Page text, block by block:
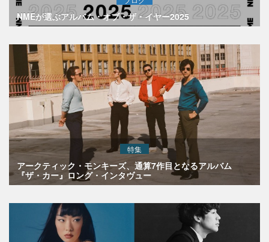
NMEが選ぶアルバム・オブ・ザ・イヤー2025
特集
アークティック・モンキーズ、通算7作目となるアルバム
『ザ・カー』ロング・インタヴュー